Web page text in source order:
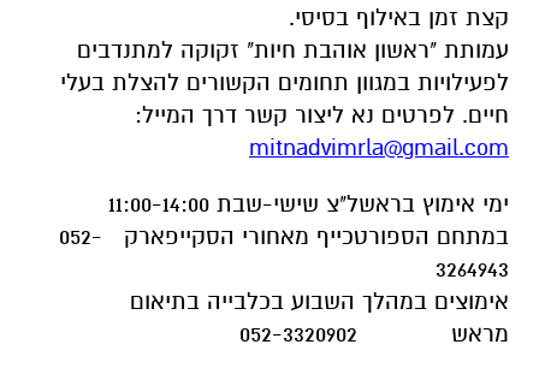
קצת זמן באילוף בסיסי.
עמותת "ראשון אוהבת חיות" זקוקה למתנדבים
לפעילויות במגוון תחומים הקשורים להצלת בעלי
חיים. לפרטים נא ליצור קשר דרך המייל:
mitnadvimrla@gmail.com
ימי אימוץ בראשל"צ שישי-שבת 11:00-14:00
במתחם הספורטכייף מאחורי הסקייפארק 052-
3264943
אימוצים במהלך השבוע בכלבייה בתיאום
מראש 052-3320902